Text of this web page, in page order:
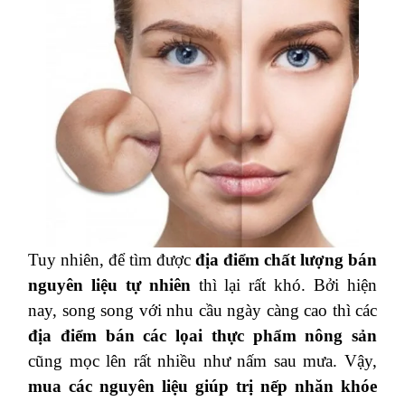
Tuy nhiên, để tìm được địa điểm chất lượng bán
nguyên liệu tự nhiênthì lại rất khó. Bởi hiện
nay, song song với nhu cầu ngày càng cao thì các
địa điểm bán các lọai thực phẩm nông sản
cũng mọc lên rất nhiều như nấm sau mưa. Vậy,
mua các nguyên liệu giúp trị nếp nhăn khóe